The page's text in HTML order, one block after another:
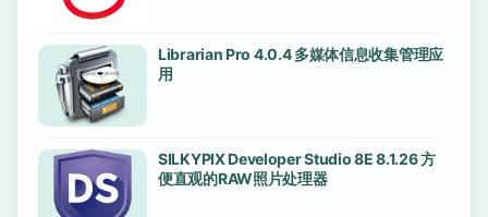
Librarian Pro 4.0.4 多媒体信息收集管理应
用
SILKYPIX Developer Studio 8E 8.1.26 方
便直观的RAW照片处理器